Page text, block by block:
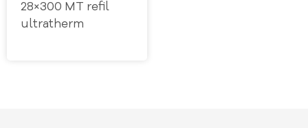
28×300 MT refil
ultratherm